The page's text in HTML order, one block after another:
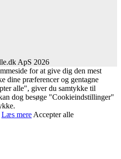
ApS 2026
for at give dig den mest
dine præferencer og gentagne
alle", giver du samtykke til
dog besøge "Cookieindstillinger"
Læs mere Accepter alle